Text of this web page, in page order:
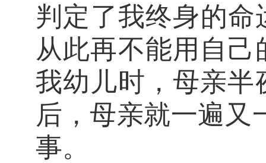
判定了我终身的命
从此再不能用自
我幼儿时，母亲半
后，母亲就一遍又
事。